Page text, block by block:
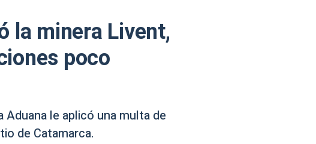
la minera Livent,
poco
Aduana le aplicó una multa de
de Catamarca.